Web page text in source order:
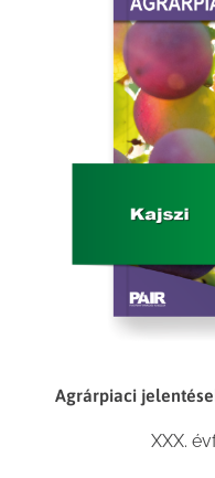
Agrárpiaci
XXX.